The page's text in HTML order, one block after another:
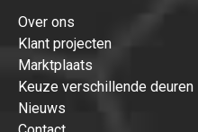
Over ons
Klant projecten
Marktplaats
Keuze verschillende deuren
Nieuws